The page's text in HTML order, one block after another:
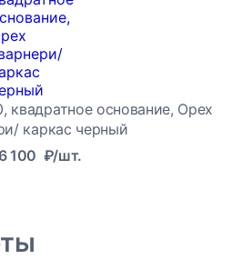
квадратное основание, Орех
каркас черный
6 100 ₽/шт.